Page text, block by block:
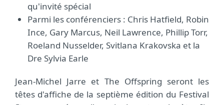
qu'invité spécial
Parmi les conférenciers : Chris Hatfield, Robin
Ince, Gary Marcus, Neil Lawrence, Phillip Torr,
Roeland Nusselder, Svitlana Krakovska et la
Dre Sylvia Earle
Jean-Michel Jarre et The Offspring seront les
têtes d'affiche de la septième édition du Festival